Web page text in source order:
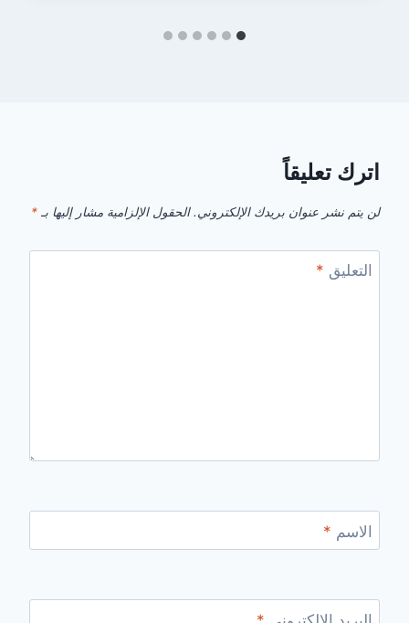
اترك تعليقاً
لن يتم نشر عنوان بريدك الإلكتروني. الحقول الإلزامية مشار إليها بـ *
التعليق *
الاسم *